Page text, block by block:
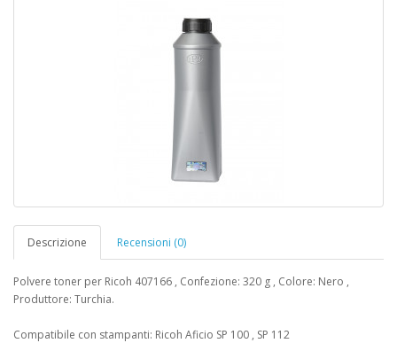
Descrizione Recensioni (0)
Polvere toner per Ricoh 407166 , Confezione: 320 g , Colore: Nero ,
Produttore: Turchia.
Compatibile con stampanti: Ricoh Aficio SP 100 , SP 112